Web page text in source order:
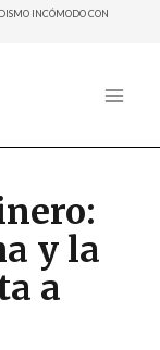
INCÓMODO CON
y la
a